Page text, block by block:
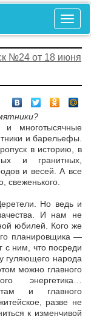
№24 от 18 июня
многотысячные
и барельефы.
в историю, в
и гранитных,
и весей. А все
свеженького.
Но ведь и
И нам не
юбилей. Кого же
планировщика —
с ним, что посреди
гуляющего народа
можно главного
энергетика…
и главного
разве не
к изменчивой